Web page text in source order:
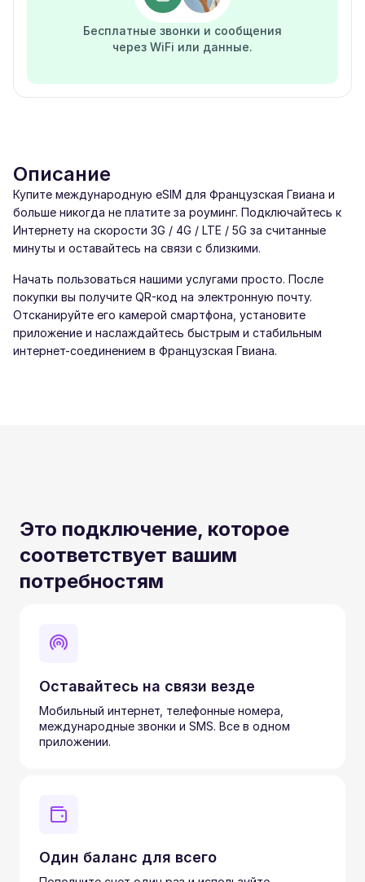
Бесплатные звонки и сообщения
через WiFi или данные.
Описание
Купите международную eSIM для Французская Гвиана и
больше никогда не платите за роуминг. Подключайтесь к
Интернету на скорости 3G / 4G / LTE / 5G за считанные
минуты и оставайтесь на связи с близкими.
Начать пользоваться нашими услугами просто. После
покупки вы получите QR-код на электронную почту.
Отсканируйте его камерой смартфона, установите
приложение и наслаждайтесь быстрым и стабильным
интернет-соединением в Французская Гвиана.
Это подключение, которое
соответствует вашим
потребностям
Оставайтесь на связи везде
Мобильный интернет, телефонные номера,
международные звонки и SMS. Все в одном
приложении.
Один баланс для всего